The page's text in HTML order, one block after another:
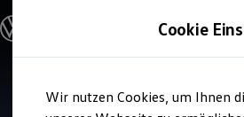
Hauptinhalt
Footer
Modelle und Konfigurator
Modelle vergleichen
Elektroautos
Service
Cookie
Wir nutzen Cookies, um Ihnen